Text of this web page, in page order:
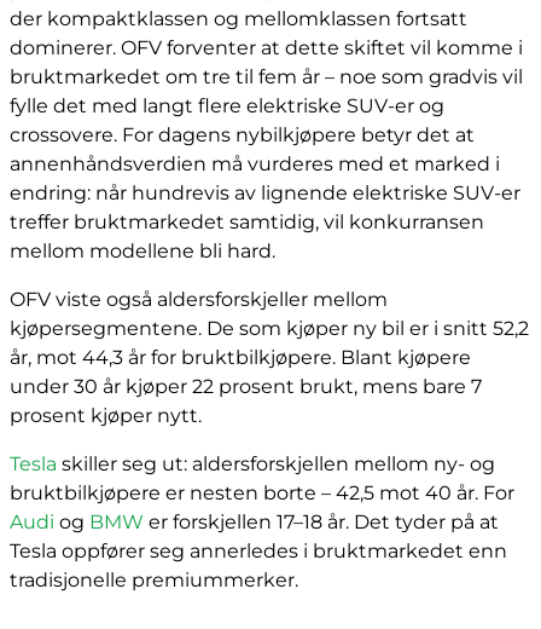
der kompaktklassen og mellomklassen fortsatt
dominerer. OFV forventer at dette skiftet vil komme i
bruktmarkedet om tre til fem år – noe som gradvis vil
fylle det med langt flere elektriske SUV-er og
crossovere. For dagens nybilkjøpere betyr det at
annenhåndsverdien må vurderes med et marked i
endring: når hundrevis av lignende elektriske SUV-er
treffer bruktmarkedet samtidig, vil konkurransen
mellom modellene bli hard.
OFV viste også aldersforskjeller mellom
kjøpersegmentene. De som kjøper ny bil er i snitt 52,2
år, mot 44,3 år for bruktbilkjøpere. Blant kjøpere
under 30 år kjøper 22 prosent brukt, mens bare 7
prosent kjøper nytt.
Tesla skiller seg ut: aldersforskjellen mellom ny- og
bruktbilkjøpere er nesten borte – 42,5 mot 40 år. For
Audi og BMW er forskjellen 17–18 år. Det tyder på at
Tesla oppfører seg annerledes i bruktmarkedet enn
tradisjonelle premiummerker.